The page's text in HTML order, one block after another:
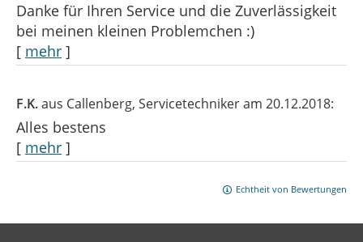
Danke für Ihren Service und die Zuverlässigkeit
bei meinen kleinen Problemchen :)
[ mehr ]
F.K.aus Callenberg, Servicetechnikeram 20.12.2018:
Alles bestens
[ mehr ]
Echtheit von Bewertungen